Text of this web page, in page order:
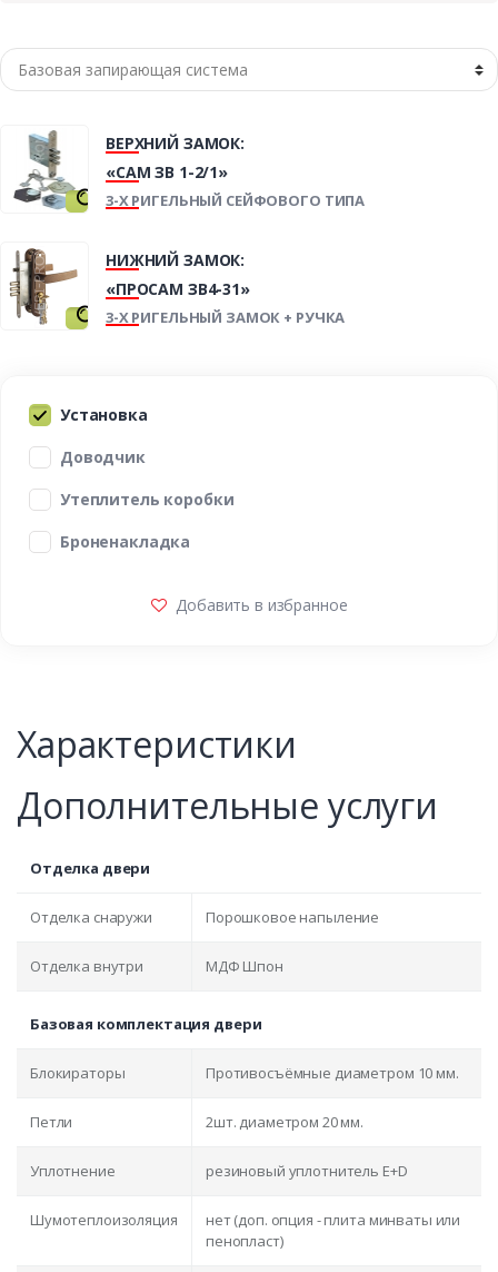
ВЕРХНИЙ ЗАМОК:
«САМ ЗВ 1-2/1»
3-Х РИГЕЛЬНЫЙ СЕЙФОВОГО ТИПА
НИЖНИЙ ЗАМОК:
«ПРОСАМ ЗВ4-31»
3-Х РИГЕЛЬНЫЙ ЗАМОК + РУЧКА
Установка
Доводчик
Утеплитель коробки
Броненакладка
Добавить в избранное
Характеристики
Дополнительные услуги
Отделка двери
Отделка снаружи Порошковое напыление
Отделка внутри МДФ Шпон
Базовая комплектация двери
Блокираторы Противосъёмные диаметром 10 мм.
Петли 2шт. диаметром 20 мм.
Уплотнение резиновый уплотнитель E+D
Шумотеплоизоляция
нет (доп. опция - плита минваты или
пенопласт)